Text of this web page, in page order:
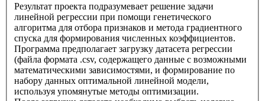
Результат проекта подразумевает решение задачи
линейной регрессии при помощи генетического
алгоритма для отбора признаков и метода градиентного
спуска для формирования численных коэффициентов.
Программа предполагает загрузку датасета регрессии
(файла формата .csv, содержащего данные с возможными
математическими зависимостями, и формирование по
набору данных оптимальной линейной модели,
используя упомянутые методы оптимизации.